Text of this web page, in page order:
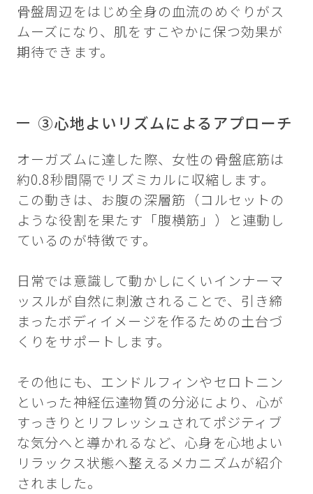
骨盤周辺をはじめ全身の血流のめぐりがス
ムーズになり、肌をすこやかに保つ効果が
期待できます。
③心地よいリズムによるアプローチ
オーガズムに達した際、女性の骨盤底筋は
約0.8秒間隔でリズミカルに収縮します。
この動きは、お腹の深層筋（コルセットの
ような役割を果たす「腹横筋」）と連動し
ているのが特徴です。
日常では意識して動かしにくいインナーマ
ッスルが自然に刺激されることで、引き締
まったボディイメージを作るための土台づ
くりをサポートします。
その他にも、エンドルフィンやセロトニン
といった神経伝達物質の分泌により、心が
すっきりとリフレッシュされてポジティブ
な気分へと導かれるなど、心身を心地よい
リラックス状態へ整えるメカニズムが紹介
されました。